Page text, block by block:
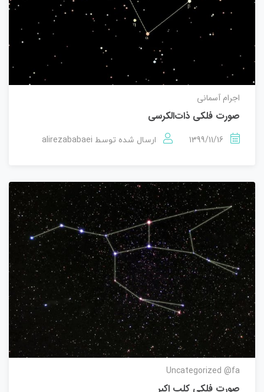
اجرام آسمانی
صورت فلکی ذات‌الکرسی
1399/11/16 ارسال شده توسط alirezababaei
Uncategorized @fa
صورت فلکی کلب اکبر